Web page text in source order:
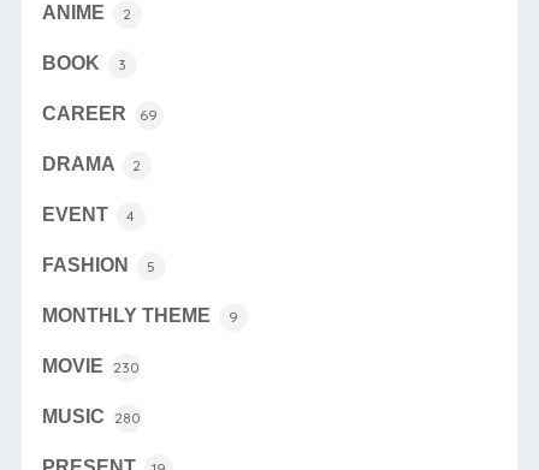
ANIME 2
BOOK 3
CAREER 69
DRAMA 2
EVENT 4
FASHION 5
MONTHLY THEME 9
MOVIE 230
MUSIC 280